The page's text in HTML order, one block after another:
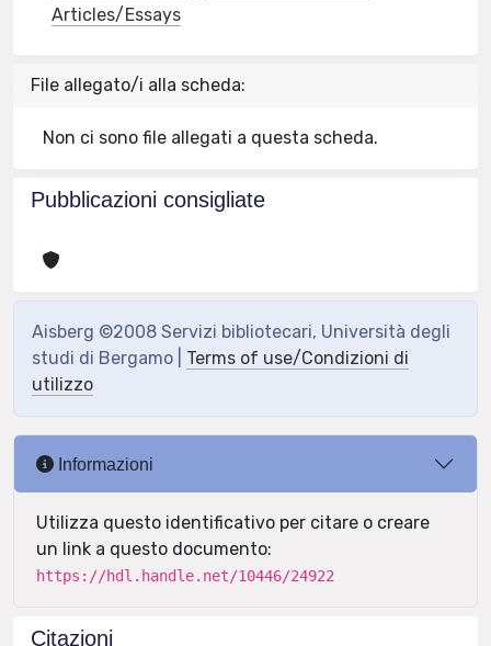
Articles/Essays
File allegato/i alla scheda:
Non ci sono file allegati a questa scheda.
Pubblicazioni consigliate
Aisberg ©2008 Servizi bibliotecari, Università degli
studi di Bergamo | Terms of use/Condizioni di
utilizzo
Informazioni
Utilizza questo identificativo per citare o creare
un link a questo documento:
https://hdl.handle.net/10446/24922
Citazioni